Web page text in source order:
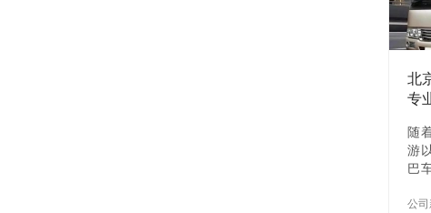
点
在
机
北
专
随
游
巴
不
公